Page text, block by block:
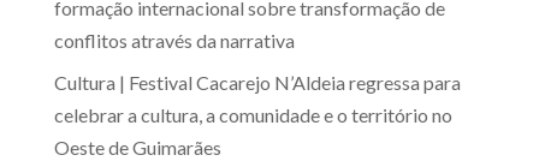
formação internacional sobre transformação de
conflitos através da narrativa
Cultura | Festival Cacarejo N’Aldeia regressa para
celebrar a cultura, a comunidade e o território no
Oeste de Guimarães